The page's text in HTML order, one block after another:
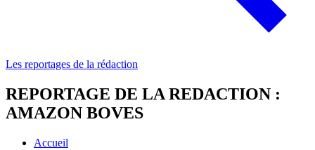
Les reportages de la rédaction
REPORTAGE DE LA REDACTION :
AMAZON BOVES
Accueil